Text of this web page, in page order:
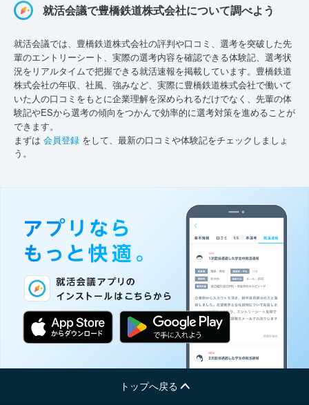
就活会議で豊橋鉄道株式会社について調べよう
就活会議では、豊橋鉄道株式会社の評判や口コミ、選考を突破した先
輩のエントリーシート、実際の選考内容を確認できる体験記、選考状
況をリアルタイムで把握できる就活速報を掲載しています。豊橋鉄道
株式会社の年収、社風、強みなど、実際に豊橋鉄道株式会社で働いて
いた人の口コミをもとに企業理解を深められるだけでなく、先輩の体
験記やESから選考の傾向をつかんで効率的に選考対策を進めることが
できます。
まずは 会員登録 をして、最新の口コミや体験記をチェックしましょ
う。
トップへ戻る